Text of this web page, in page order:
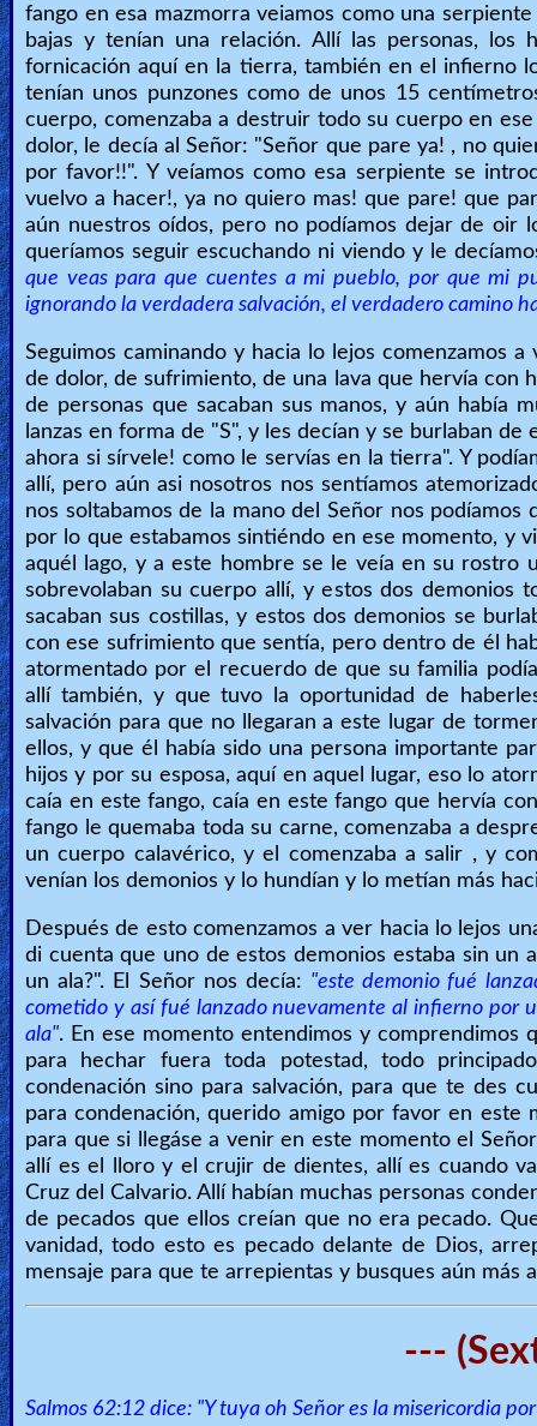
fango en esa mazmorra veiamos como una
bajas y tenían una relación. Allí las personas,
fornicación aquí en la tierra, también en el infierno
tenían unos punzones como de unos 15
cuerpo, comenzaba a destruir todo su cuerpo en
dolor, le decía al Señor: "Señor que pare ya! , no
por favor!!". Y veíamos como esa serpiente se
vuelvo a hacer!, ya no quiero mas! que pare! que
aún nuestros oídos, pero no podíamos dejar de oir
queríamos seguir escuchando ni viendo y le
que veas para que cuentes a mi pueblo, por que mi
ignorando la verdadera salvación, el verdadero camino
Seguimos caminando y hacia lo lejos comenzamos
de dolor, de sufrimiento, de una lava que hervía con
de personas que sacaban sus manos, y aún había
lanzas en forma de "S", y les decían y se burlaban
ahora si sírvele! como le servías en la tierra". Y
allí, pero aún asi nosotros nos sentíamos
nos soltabamos de la mano del Señor nos
por lo que estabamos sintiéndo en ese momento, y
aquél lago, y a este hombre se le veía en su rostro
sobrevolaban su cuerpo allí, y estos dos demonios
sacaban sus costillas, y estos dos demonios se
con ese sufrimiento que sentía, pero dentro de él
atormentado por el recuerdo de que su familia
allí también, y que tuvo la oportunidad de
salvación para que no llegaran a este lugar de
ellos, y que él había sido una persona importante
hijos y por su esposa, aquí en aquel lugar, eso lo
caía en este fango, caía en este fango que hervía
fango le quemaba toda su carne, comenzaba a
un cuerpo calavérico, y el comenzaba a salir , y
venían los demonios y lo hundían y lo metían más
Después de esto comenzamos a ver hacia lo lejos
di cuenta que uno de estos demonios estaba sin un
un ala?". El Señor nos decía: "este demonio fué
cometido y así fué lanzado nuevamente al infierno por
ala". En ese momento entendimos y
para hechar fuera toda potestad, todo
condenación sino para salvación, para que te des
para condenación, querido amigo por favor en
para que si llegáse a venir en este momento el
allí es el lloro y el crujir de dientes, allí es cuando
Cruz del Calvario. Allí habían muchas personas
de pecados que ellos creían que no era pecado.
vanidad, todo esto es pecado delante de Dios,
mensaje para que te arrepientas y busques aún más
---
Salmos 62:12 dice: "Y tuya oh Señor es la misericordia